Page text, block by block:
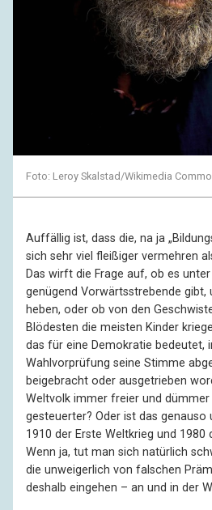
Foto: Leroy Skalstad/Wikimedia
Auffällig ist, dass die, na ja
sich sehr viel fleißiger vermehren
Das wirft die Frage auf, ob es
genügend Vorwärtsstrebende gibt,
heben, oder ob von den
Blödesten die meisten Kinder
das für eine Demokratie bedeutet,
Wahlvorprüfung seine Stimme
beigebracht oder ausgetrieben
Weltvolk immer freier und
gesteuerter? Oder ist das genauso
1910 der Erste Weltkrieg und 1980
Wenn ja, tut man sich natürlich
die unweigerlich von falschen
deshalb eingehen – an und in der